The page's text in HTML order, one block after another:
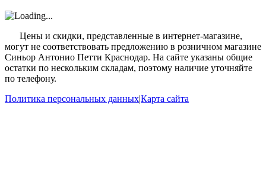
Цены и скидки, представленные в интернет-магазине,
могут не соответствовать предложению в розничном магазине
Синьор Антонио Петти Краснодар. На сайте указаны общие
остатки по нескольким складам, поэтому наличие уточняйте
по телефону.
Политика персональных данных|Карта сайта